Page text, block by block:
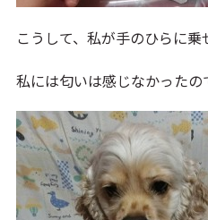
こうして、私が手のひらに乗
私には匂いは感じなかったの